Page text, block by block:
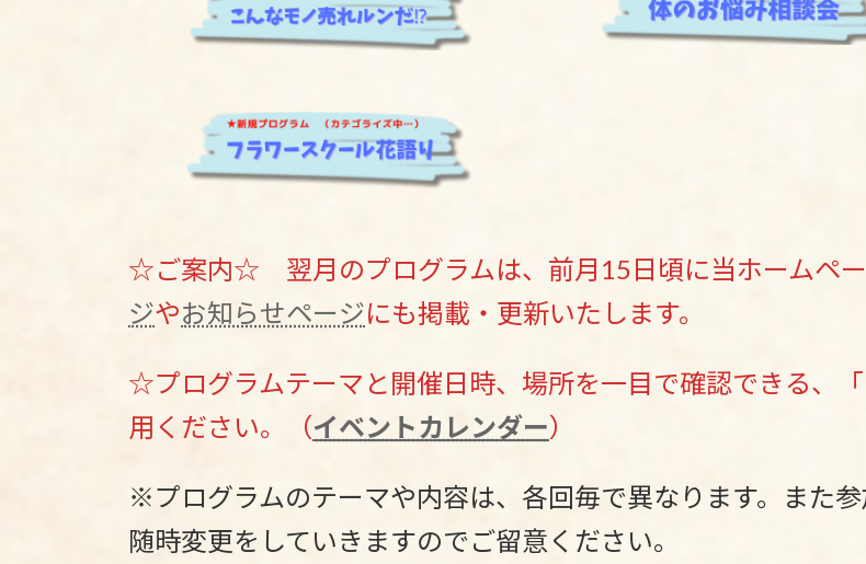
☆ご案内☆ 翌月のプログラムは、前月15日頃に当ホームペー
ジやお知らせページにも掲載・更新いたします。
☆プログラムテーマと開催日時、場所を一目で確認できる、
用ください。（イベントカレンダー）
※プログラムのテーマや内容は、各回毎で異なります。また
随時変更をしていきますのでご留意ください。